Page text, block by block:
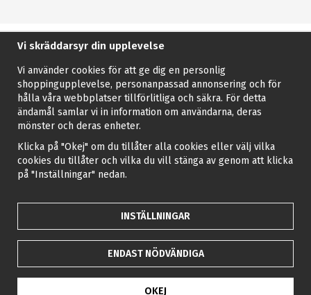
Vi skräddarsyr din upplevelse
Vi använder cookies för att ge dig en personlig
shoppingupplevelse, personanpassad annonsering och för
hålla våra webbplatser tillförlitliga och säkra. För detta
ändamål samlar vi in information om användarna, deras
mönster och deras enheter.
Klicka på "Okej" om du tillåter alla cookies eller välj vilka
cookies du tillåter och vilka du vill stänga av genom att klicka
på "Inställningar" nedan.
INSTÄLLNINGAR
ENDAST NÖDVÄNDIGA
OKEJ